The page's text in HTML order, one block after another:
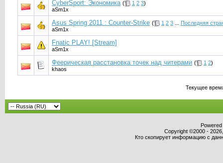
CyberSport: Экономика ( 1 2 3)
aSm1x
Asus Spring 2011 : Counter-Strike ( 1 2 3... Последняя
aSm1x
Fnatic PLAY! [Stream]
aSm1x
Феерическая расстановка точек над читерами ( 1 2)
khaos
Текущее
Copyright ©2000 -
Кто скопирует информацию с